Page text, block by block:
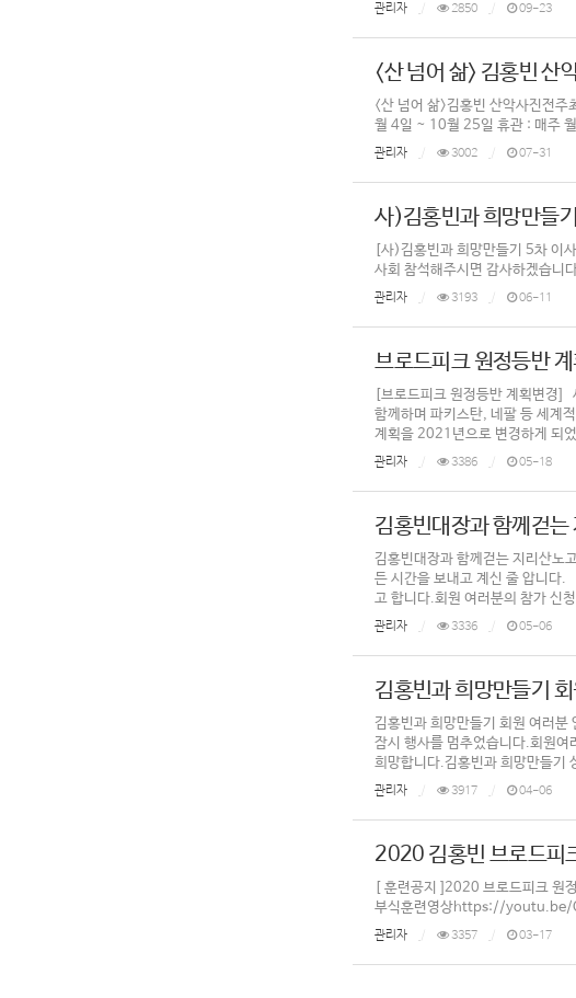
관리자 2850 09-23
<산 넘어 삶> 김홍빈 산
<산 넘어 삶>김홍빈 산악사진
월 4일 ~ 10월 25일 휴관 : 매주
관리자 3002 07-31
사)김홍빈과 희망만들
[사)김홍빈과 희망만들기 5차
사회 참석해주시면 감사하겠습니
관리자 3193 06-11
브로드피크 원정등반
[브로드피크 원정등반 계획변경]
함께하며 파키스탄, 네팔 등 세계
계획을 2021년으로 변경하게 되
관리자 3386 05-18
김홍빈대장과 함께걷
김홍빈대장과 함께걷는 지리산
든 시간을 보내고 계신 줄 압니다.
고 합니다.회원 여러분의 참가 신
관리자 3336 05-06
김홍빈과 희망만들기
김홍빈과 희망만들기 회원 여러
잠시 행사를 멈추었습니다.회원여
희망합니다.김홍빈과 희망만들기
관리자 3917 04-06
2020 김홍빈 브로드
[ 훈련공지 ]2020 브로드피크
부식훈련영상https://youtu.be/
관리자 3357 03-17